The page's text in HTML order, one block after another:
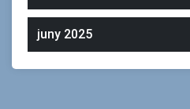
juny 2025